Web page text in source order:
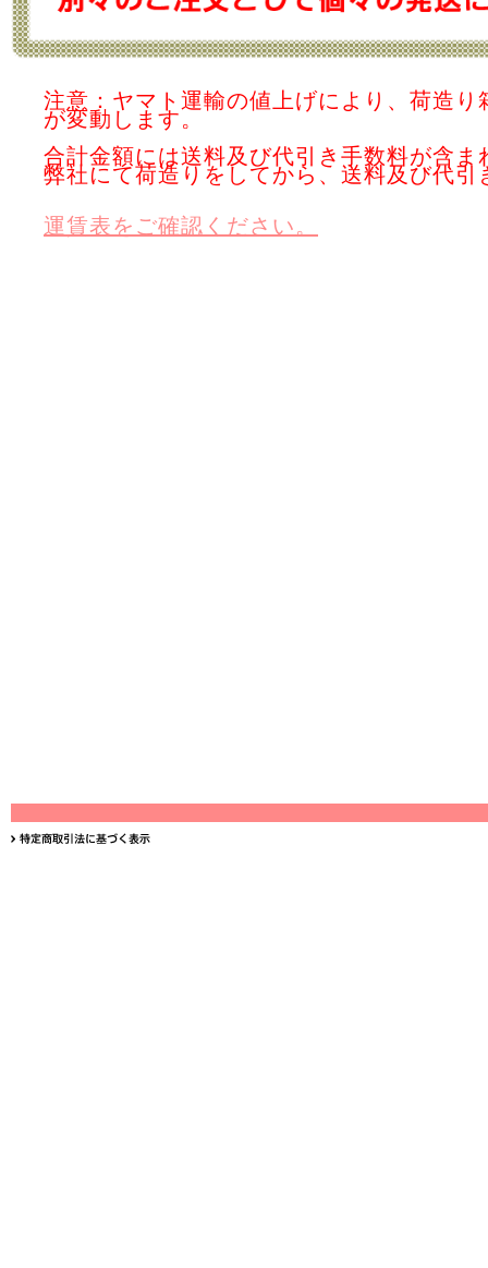
注意：ヤマト運輸の値上げにより、荷造
が変動します。
合計金額には送料及び代引き手数料が含ま
弊社にて荷造りをしてから、送料及び代
運賃表をご確認ください。